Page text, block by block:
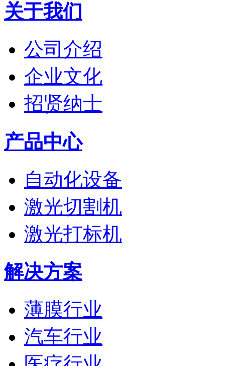
关于我们
公司介绍
企业文化
招贤纳士
产品中心
自动化设备
激光切割机
激光打标机
解决方案
薄膜行业
汽车行业